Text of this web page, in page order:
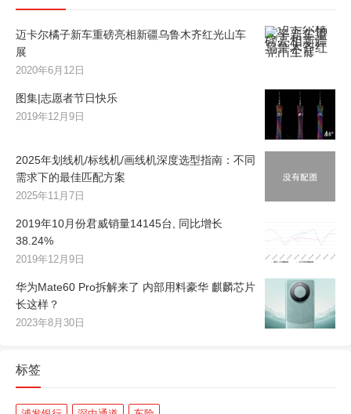
迈卡尔橘子新车重磅亮相新疆乌鲁木齐红光山车
展
2020年6月12日
图集|志愿者节日快乐
2019年12月9日
2025年划线机/标线机/画线机深度选型指南：不同
需求下的最佳匹配方案
2025年11月7日
2019年10月份君威销量14145台, 同比增长
38.24%
2019年12月9日
华为Mate60 Pro拆解来了 内部用料豪华 麒麟芯片
长这样？
2023年8月30日
标签